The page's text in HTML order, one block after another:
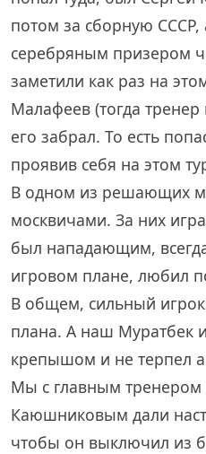
потом за сборную СССР,
серебряным призером
заметили как раз на
Малафеев (тогда
его забрал. То есть
проявив себя на этом
В одном из решающих
москвичами. За них
был нападающим,
игровом плане, любил
В общем, сильный
плана. А наш Муратбек
крепышом и не терпел
Мы с главным тренером
Каюшниковым дали
чтобы он выключил из